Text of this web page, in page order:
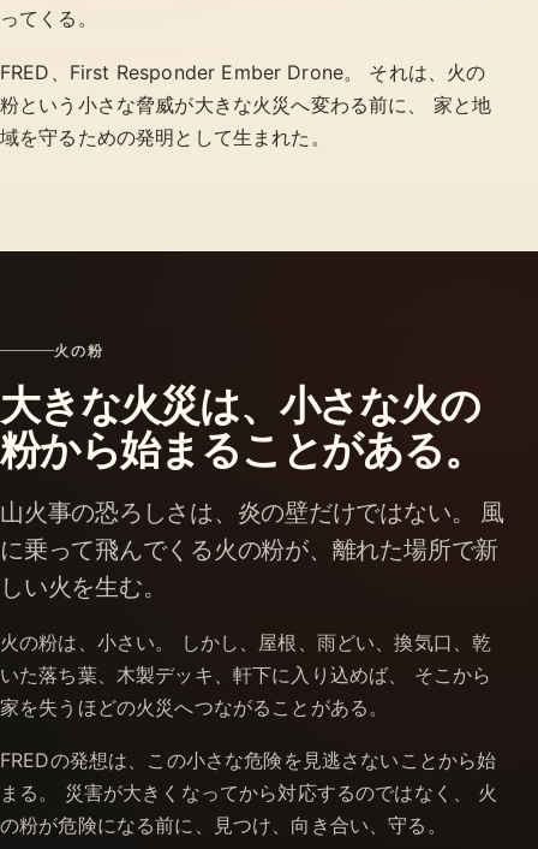
ってくる。
FRED、First Responder Ember Drone。 それは、火の
粉という小さな脅威が大きな火災へ変わる前に、 家と地
域を守るための発明として生まれた。
火の粉
大きな火災は、小さな火の
粉から始まることがある。
山火事の恐ろしさは、炎の壁だけではない。 風
に乗って飛んでくる火の粉が、離れた場所で新
しい火を生む。
火の粉は、小さい。 しかし、屋根、雨どい、換気口、乾
いた落ち葉、木製デッキ、軒下に入り込めば、 そこから
家を失うほどの火災へつながることがある。
FREDの発想は、この小さな危険を見逃さないことから始
まる。 災害が大きくなってから対応するのではなく、 火
の粉が危険になる前に、見つけ、向き合い、守る。